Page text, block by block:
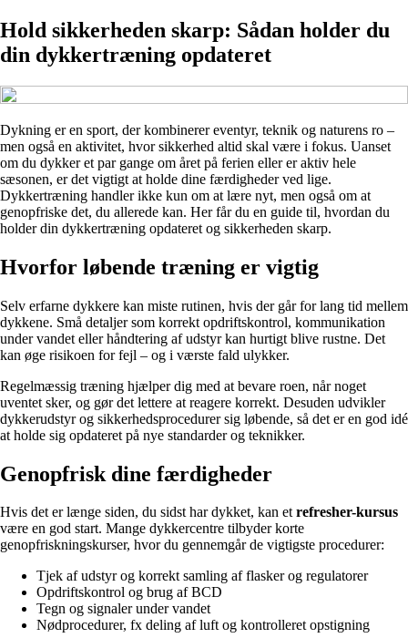
Hold sikkerheden skarp: Sådan holder du
din dykkertræning opdateret
Dykning er en sport, der kombinerer eventyr, teknik og naturens ro –
men også en aktivitet, hvor sikkerhed altid skal være i fokus. Uanset
om du dykker et par gange om året på ferien eller er aktiv hele
sæsonen, er det vigtigt at holde dine færdigheder ved lige.
Dykkertræning handler ikke kun om at lære nyt, men også om at
genopfriske det, du allerede kan. Her får du en guide til, hvordan du
holder din dykkertræning opdateret og sikkerheden skarp.
Hvorfor løbende træning er vigtig
Selv erfarne dykkere kan miste rutinen, hvis der går for lang tid mellem
dykkene. Små detaljer som korrekt opdriftskontrol, kommunikation
under vandet eller håndtering af udstyr kan hurtigt blive rustne. Det
kan øge risikoen for fejl – og i værste fald ulykker.
Regelmæssig træning hjælper dig med at bevare roen, når noget
uventet sker, og gør det lettere at reagere korrekt. Desuden udvikler
dykkerudstyr og sikkerhedsprocedurer sig løbende, så det er en god idé
at holde sig opdateret på nye standarder og teknikker.
Genopfrisk dine færdigheder
Hvis det er længe siden, du sidst har dykket, kan etrefresher-kursus
være en god start. Mange dykkercentre tilbyder korte
genopfriskningskurser, hvor du gennemgår de vigtigste procedurer:
Tjek af udstyr og korrekt samling af flasker og regulatorer
Opdriftskontrol og brug af BCD
Tegn og signaler under vandet
Nødprocedurer, fx deling af luft og kontrolleret opstigning